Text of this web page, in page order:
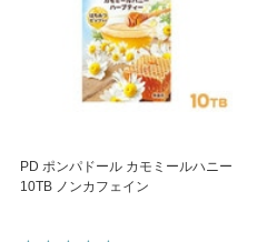
PD ポンパドール カモミールハニー
10TB ノンカフェイン